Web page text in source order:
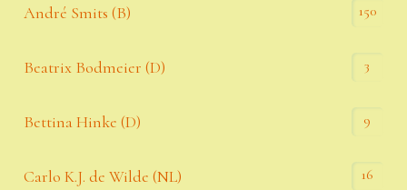
André Smits (B) 150
Beatrix Bodmeier (D) 3
Bettina Hinke (D) 9
Carlo K.J. de Wilde (NL) 16